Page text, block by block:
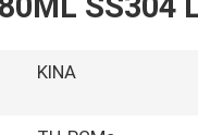
ΚΙΝΑ